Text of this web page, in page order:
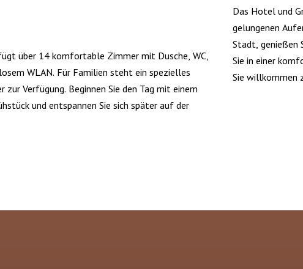
über 14 komfortable Zimmer mit Dusche, WC,
WLAN. Für Familien steht ein spezielles
zur Verfügung. Beginnen Sie den Tag mit einem
und entspannen Sie sich später auf der
Das Hotel und
gelungenen
Stadt, genießen
Sie in einer
Sie willkommen